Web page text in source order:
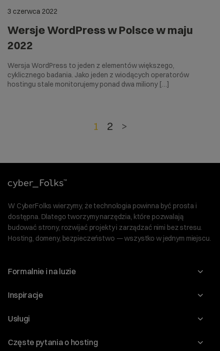
3 czerwca 2022
Wersje WordPress w Polsce w maju
2022
Wersja WordPress to jeden z elementów większego,
cyklicznego badania. Jako jeden z wiodących operatorów
hostingu stale monitorujemy ponad dwa miliony […]
1 2 >
W CyberFolks wierzymy, że technologia powinna być prosta i
dostępna. Dlatego tworzymy narzędzia, które pozwalają
budować strony, rozwijać projekty i zarządzać nimi bez stresu.
Hosting, domeny, bezpieczeństwo — wszystko w jednym miejscu.
Formalnie i na luzie
O nas
Program Korzyści dla Inwestorów
Regulaminy i specyfikacje
Inspiracje
Blog
WordPress
Usługi
Domeny
Częste pytania o hosting